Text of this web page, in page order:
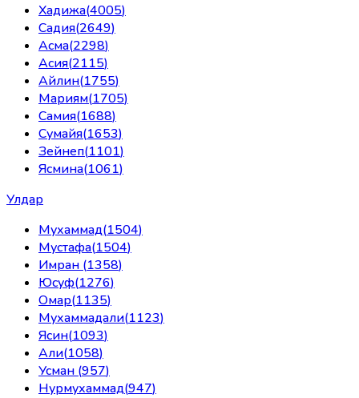
Хадижа(4005)
Садия(2649)
Асма(2298)
Асия(2115)
Айлин(1755)
Мариям(1705)
Самия(1688)
Сумайя(1653)
Зейнеп(1101)
Ясмина(1061)
Улдар
Мухаммад(1504)
Мустафа(1504)
Имран (1358)
Юсуф(1276)
Омар(1135)
Мухаммадали(1123)
Ясин(1093)
Али(1058)
Усман (957)
Нурмухаммад(947)